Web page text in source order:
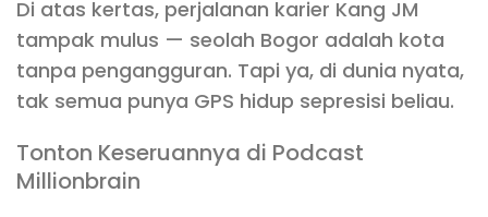
Di atas kertas, perjalanan karier Kang JM
tampak mulus — seolah Bogor adalah kota
tanpa pengangguran. Tapi ya, di dunia nyata,
tak semua punya GPS hidup sepresisi beliau.
Tonton Keseruannya di Podcast
Millionbrain